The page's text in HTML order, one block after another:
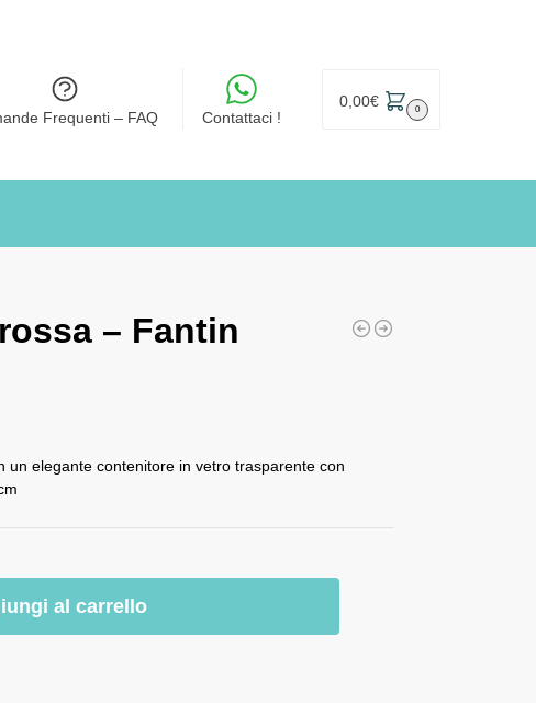
Frequenti – FAQ Contattaci !
0,00€ 0
– Fantin
un elegante contenitore in vetro trasparente con
al carrello